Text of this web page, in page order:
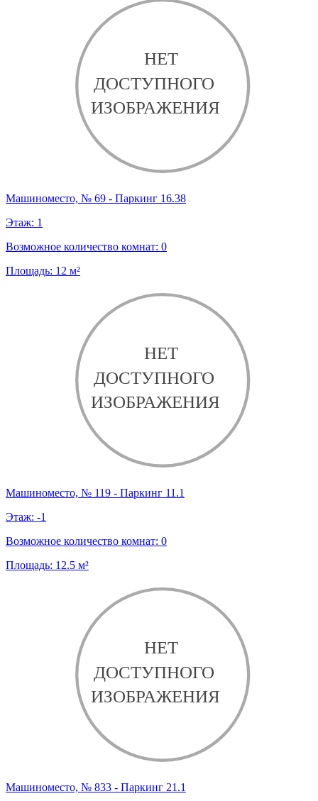
Машиноместо, № 69 - Паркинг 16.38
Этаж: 1
Возможное количество комнат: 0
Площадь: 12 м²
Машиноместо, № 119 - Паркинг 11.1
Этаж: -1
Возможное количество комнат: 0
Площадь: 12.5 м²
Машиноместо, № 833 - Паркинг 21.1